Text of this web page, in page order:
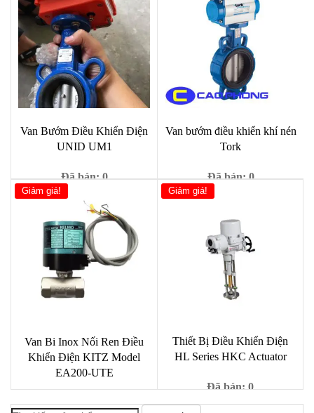
Van Bướm Điều Khiển Điện
UNID UM1
Đã bán: 0
990,000
Giá
gốc
là:
990,000 ₫.
888,000
tại
là:
888,000 ₫.
Van bướm điều khiển khí nén
Tork
Đã bán: 0
9,000
là:
9,000 ₫.
Giảm giá!
Van Bi Inox Nối Ren Điều
Khiển Điện KITZ Model
EA200-UTE
Đã bán: 0
Giảm giá!
Thiết Bị Điều Khiển Điện
HL Series HKC Actuator
Đã bán: 0
29,800,000 Giá
22,890,000₫Giá